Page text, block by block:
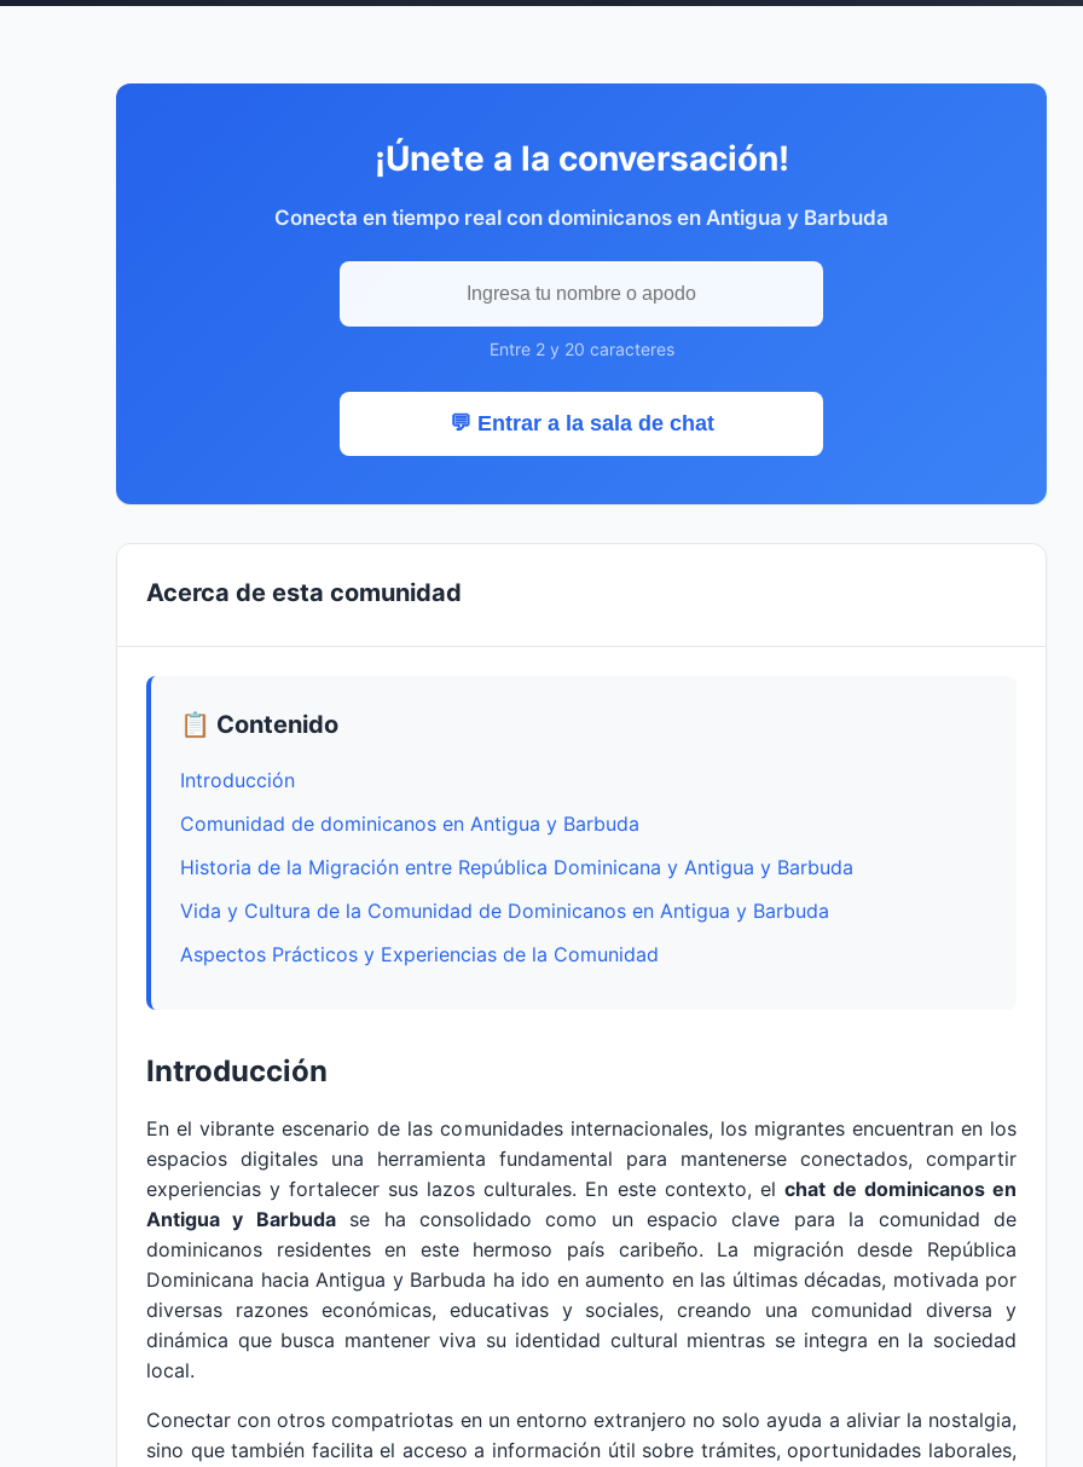
¡Únete a la conversación!
Conecta en tiempo real con dominicanos en Antigua y Barbuda
Entre 2 y 20 caracteres
💬 Entrar a la sala de chat
Acerca de esta comunidad
📋 Contenido
Introducción
Comunidad de dominicanos en Antigua y Barbuda
Historia de la Migración entre República Dominicana y Antigua y Barbuda
Vida y Cultura de la Comunidad de Dominicanos en Antigua y Barbuda
Aspectos Prácticos y Experiencias de la Comunidad
Introducción
En el vibrante escenario de las comunidades internacionales, los migrantes encuentran en los
espacios digitales una herramienta fundamental para mantenerse conectados, compartir
experiencias y fortalecer sus lazos culturales. En este contexto, el chat de dominicanos en
Antigua y Barbudase ha consolidado como un espacio clave para la comunidad de
dominicanos residentes en este hermoso país caribeño. La migración desde República
Dominicana hacia Antigua y Barbuda ha ido en aumento en las últimas décadas, motivada por
diversas razones económicas, educativas y sociales, creando una comunidad diversa y
dinámica que busca mantener viva su identidad cultural mientras se integra en la sociedad
local.
Conectar con otros compatriotas en un entorno extranjero no solo ayuda a aliviar la nostalgia,
sino que también facilita el acceso a información útil sobre trámites, oportunidades laborales,